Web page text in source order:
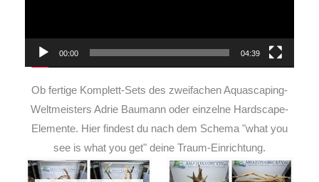
00:00 04:39
Ob fertige Komplett-Sets des zweifachen Aquascaping-
Weltmeisters Adrie Baumann oder einzelne Hardscape-
Elemente. Hier findest du nach dem Schema "what you
see is what you get" deine Traum-Einrichtung.